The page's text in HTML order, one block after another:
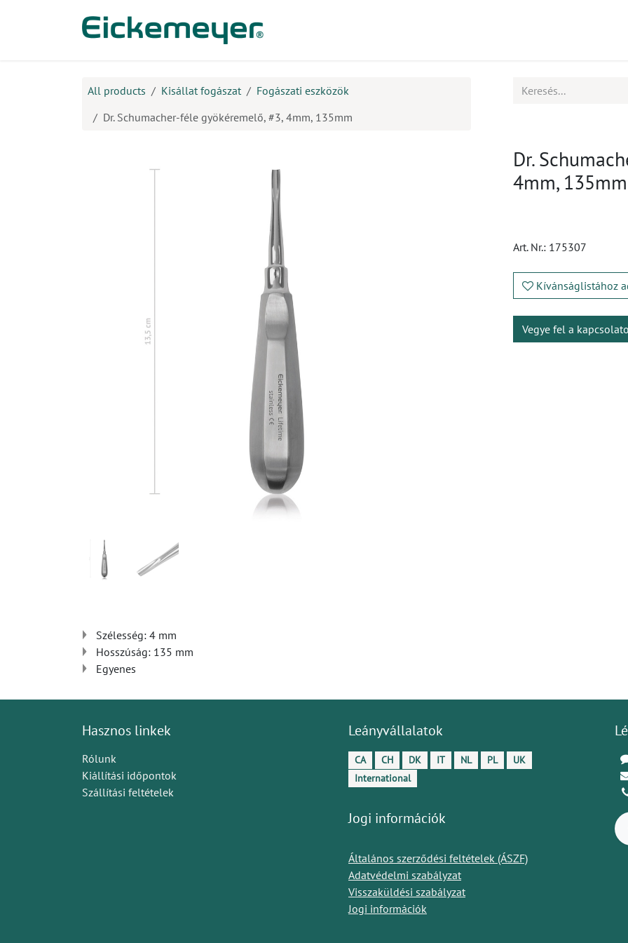
All products Kisállat fogászat
Fogászati eszközök
Dr. Schumacher-féle gyökéremelő, #3, 4mm, 135mm
Dr.
4mm, 135mm
Art. Nr.: 175307
Kívánságlistához
Vegye fel a
Szélesség: 4 mm
Hosszúság: 135 mm
Egyenes
Hasznos linkek
Rólunk
Kiállítási időpontok
Szállítási feltételek
Leányvállalatok
CA CH DK IT NL PL
UK
International
Jogi információk
Általános szerződési feltételek (ÁSZF)
Adatvédelmi szabályzat
Visszaküldési szabályzat
Jogi információk